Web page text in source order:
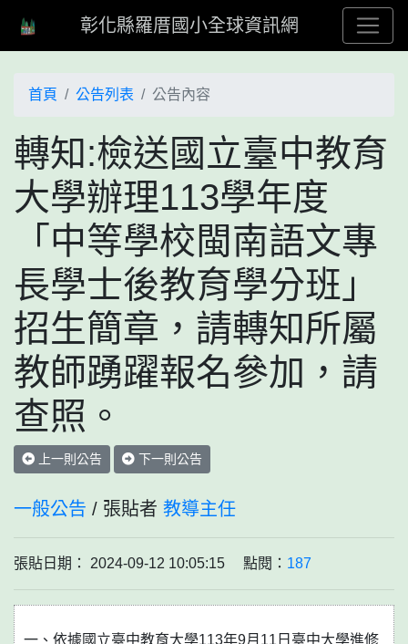
彰化縣羅厝國小全球資訊網
首頁 公告列表 公告內容
轉知:檢送國立臺中教育
大學辦理113學年度
「中等學校閩南語文專
長學士後教育學分班」
招生簡章，請轉知所屬
教師踴躍報名參加，請
查照。
上一則公告 下一則公告
一般公告 / 張貼者 教導主任
張貼日期： 2024-09-12 10:05:15 點閱： 187
一、依據國立臺中教育大學113年9月11日臺中大學進修